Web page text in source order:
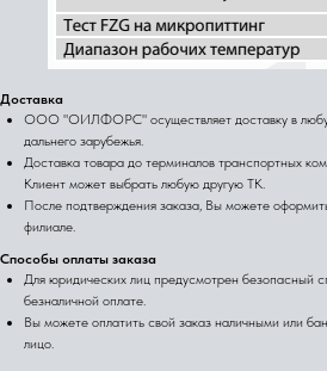
Доставка
ООО "ОИЛФОРС" осуществляет доставку в
дальнего зарубежья.
Доставка товара до терминалов транспортных
Клиент может выбрать любую другую ТК.
После подтверждения заказа, Вы можете
филиале.
Способы оплаты заказа
Для юридических лиц предусмотрен безопасный
безналичной оплате.
Вы можете оплатить свой заказ наличными или
лицо.